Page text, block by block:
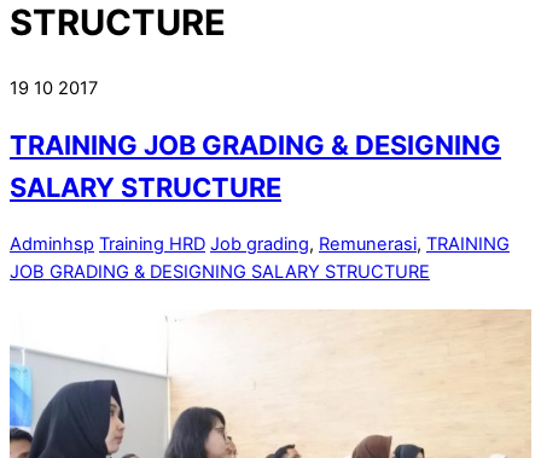
STRUCTURE
19 10 2017
TRAINING JOB GRADING & DESIGNING
SALARY STRUCTURE
Adminhsp Training HRD Job grading, Remunerasi, TRAINING
JOB GRADING & DESIGNING SALARY STRUCTURE